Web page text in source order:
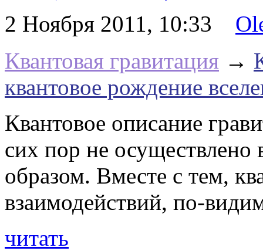
2 Ноября 2011, 10:33
Квантовая гравитация →
квантовое рождение
Квантовое описание
сих пор не осуществлено
образом. Вместе с тем,
взаимодействий, по-
читать